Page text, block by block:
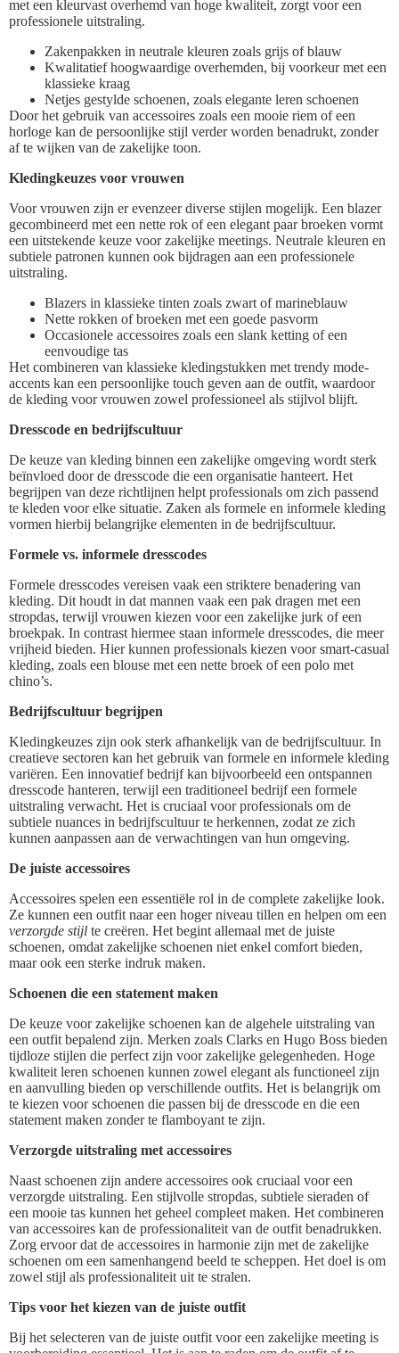
met een kleurvast overhemd van hoge kwaliteit, zorgt voor een
professionele uitstraling.
Zakenpakken in neutrale kleuren zoals grijs of blauw
Kwalitatief hoogwaardige overhemden, bij voorkeur met een
klassieke kraag
Netjes gestylde schoenen, zoals elegante leren schoenen
Door het gebruik van accessoires zoals een mooie riem of een
horloge kan de persoonlijke stijl verder worden benadrukt, zonder
af te wijken van de zakelijke toon.
Kledingkeuzes voor vrouwen
Voor vrouwen zijn er evenzeer diverse stijlen mogelijk. Een blazer
gecombineerd met een nette rok of een elegant paar broeken vormt
een uitstekende keuze voor zakelijke meetings. Neutrale kleuren en
subtiele patronen kunnen ook bijdragen aan een professionele
uitstraling.
Blazers in klassieke tinten zoals zwart of marineblauw
Nette rokken of broeken met een goede pasvorm
Occasionele accessoires zoals een slank ketting of een
eenvoudige tas
Het combineren van klassieke kledingstukken met trendy mode-
accents kan een persoonlijke touch geven aan de outfit, waardoor
de kleding voor vrouwen zowel professioneel als stijlvol blijft.
Dresscode en bedrijfscultuur
De keuze van kleding binnen een zakelijke omgeving wordt sterk
beïnvloed door de dresscode die een organisatie hanteert. Het
begrijpen van deze richtlijnen helpt professionals om zich passend
te kleden voor elke situatie. Zaken als formele en informele kleding
vormen hierbij belangrijke elementen in de bedrijfscultuur.
Formele vs. informele dresscodes
Formele dresscodes vereisen vaak een striktere benadering van
kleding. Dit houdt in dat mannen vaak een pak dragen met een
stropdas, terwijl vrouwen kiezen voor een zakelijke jurk of een
broekpak. In contrast hiermee staan informele dresscodes, die meer
vrijheid bieden. Hier kunnen professionals kiezen voor smart-casual
kleding, zoals een blouse met een nette broek of een polo met
chino’s.
Bedrijfscultuur begrijpen
Kledingkeuzes zijn ook sterk afhankelijk van de bedrijfscultuur. In
creatieve sectoren kan het gebruik van formele en informele kleding
variëren. Een innovatief bedrijf kan bijvoorbeeld een ontspannen
dresscode hanteren, terwijl een traditioneel bedrijf een formele
uitstraling verwacht. Het is cruciaal voor professionals om de
subtiele nuances in bedrijfscultuur te herkennen, zodat ze zich
kunnen aanpassen aan de verwachtingen van hun omgeving.
De juiste accessoires
Accessoires spelen een essentiële rol in de complete zakelijke look.
Ze kunnen een outfit naar een hoger niveau tillen en helpen om een
verzorgde stijl te creëren. Het begint allemaal met de juiste
schoenen, omdat zakelijke schoenen niet enkel comfort bieden,
maar ook een sterke indruk maken.
Schoenen die een statement maken
De keuze voor zakelijke schoenen kan de algehele uitstraling van
een outfit bepalend zijn. Merken zoals Clarks en Hugo Boss bieden
tijdloze stijlen die perfect zijn voor zakelijke gelegenheden. Hoge
kwaliteit leren schoenen kunnen zowel elegant als functioneel zijn
en aanvulling bieden op verschillende outfits. Het is belangrijk om
te kiezen voor schoenen die passen bij de dresscode en die een
statement maken zonder te flamboyant te zijn.
Verzorgde uitstraling met accessoires
Naast schoenen zijn andere accessoires ook cruciaal voor een
verzorgde uitstraling. Een stijlvolle stropdas, subtiele sieraden of
een mooie tas kunnen het geheel compleet maken. Het combineren
van accessoires kan de professionaliteit van de outfit benadrukken.
Zorg ervoor dat de accessoires in harmonie zijn met de zakelijke
schoenen om een samenhangend beeld te scheppen. Het doel is om
zowel stijl als professionaliteit uit te stralen.
Tips voor het kiezen van de juiste outfit
Bij het selecteren van de juiste outfit voor een zakelijke meeting is